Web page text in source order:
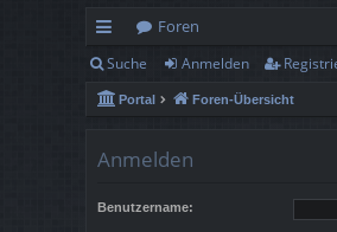
ch
ne
Foren
Suche Anmelden
Portal Foren-Übersicht
Anmelden
Benutzername: